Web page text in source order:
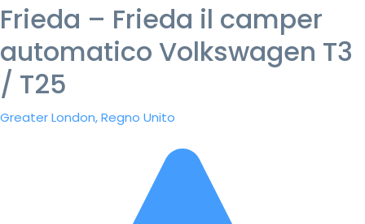
Frieda – Frieda il camper
automatico Volkswagen T3
/ T25
Greater London, Regno Unito